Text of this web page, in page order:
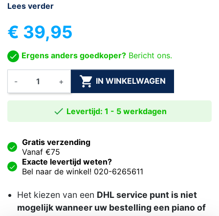
Lees verder
€ 39,95
Ergens anders goedkoper? Bericht ons.
- +  IN WINKELWAGEN
 Levertijd: 1 - 5 werkdagen
Gratis verzending
Vanaf €75
Exacte levertijd weten?
Bel naar de winkel! 020-6265611
Het kiezen van een DHL service punt is niet
mogelijk wanneer uw bestelling een piano of